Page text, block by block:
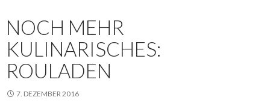
NOCH MEHR
KULINARISCHES:
ROULADEN
7. DEZEMBER 2016